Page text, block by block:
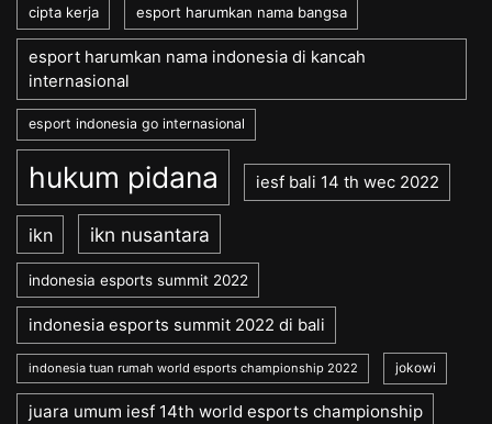
cipta kerja esport harumkan nama bangsa
esport harumkan nama indonesia di kancah
internasional
esport indonesia go internasional
hukum pidana iesf bali 14 th wec 2022
ikn ikn nusantara
indonesia esports summit 2022
indonesia esports summit 2022 di bali
indonesia tuan rumah world esports championship 2022 jokowi
juara umum iesf 14th world esports championship